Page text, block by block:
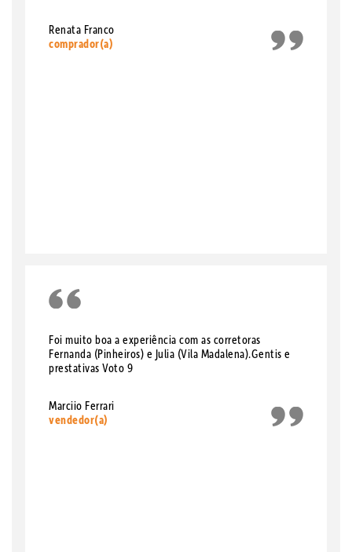
Renata Franco
comprador(a)
Foi muito boa a experiência com as corretoras
Fernanda (Pinheiros) e Julia (Vila Madalena).Gentis e
prestativas Voto 9
Marciio Ferrari
vendedor(a)